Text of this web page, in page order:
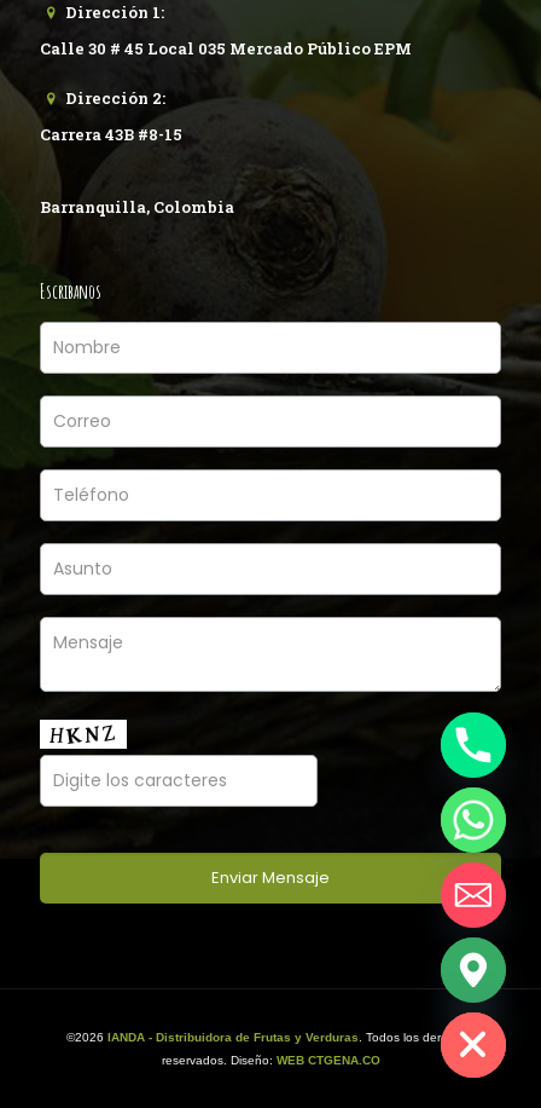
Dirección 1:
Calle 30 # 45 Local 035 Mercado Público EPM
Dirección 2:
Carrera 43B #8-15
Barranquilla, Colombia
Escribanos
©2026 IANDA - Distribuidora de Frutas y Verduras . Todos los derechos
reservados. Diseño: WEB CTGENA.CO
Hide
chaty